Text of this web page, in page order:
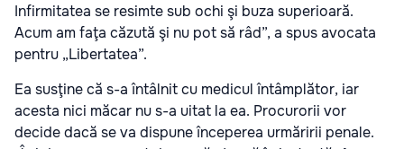
Infirmitatea se resimte sub ochi şi buza superioară.
Acum am faţa căzută şi nu pot să râd”, a spus avocata
pentru „Libertatea”.
Ea susţine că s-a întâlnit cu medicul întâmplător, iar
acesta nici măcar nu s-a uitat la ea. Procurorii vor
decide dacă se va dispune începerea urmăririi penale.